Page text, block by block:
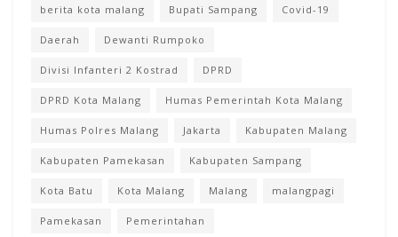
berita kota malang Bupati Sampang Covid-19
Daerah Dewanti Rumpoko
Divisi Infanteri 2 Kostrad DPRD
DPRD Kota Malang Humas Pemerintah Kota Malang
Humas Polres Malang Jakarta Kabupaten Malang
Kabupaten Pamekasan Kabupaten Sampang
Kota Batu Kota Malang Malang malangpagi
Pamekasan Pemerintahan